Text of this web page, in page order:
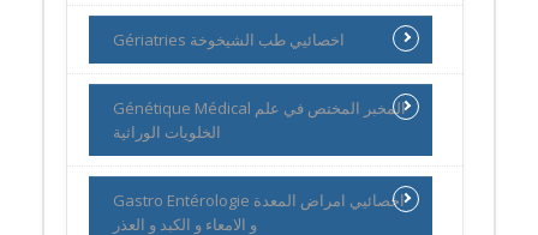
Gériatries اخصائيي طب الشيخوخة
Génétique Médical المخبر المختص في علم
الخلويات الوراثية
Gastro Entérologie اخصائيي امراض المعدة
و الامعاء و الكبد و العذر